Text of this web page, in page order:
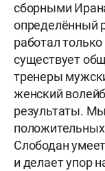
сборными
определённый
работал
существует
тренеры
женский
результаты.
Слободан
и делает упор